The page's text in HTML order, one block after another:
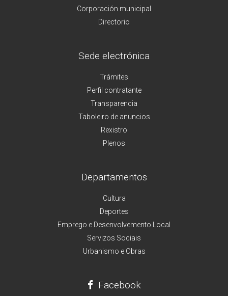
Corporación municipal
Directorio
Sede electrónica
Trámites
Perfil contratante
Transparencia
Taboleiro de anuncios
Rexistro
Plenos
Departamentos
Cultura
Deportes
Emprego e Desenvolvemento Local
Servizos Sociais
Urbanismo e Obras
Facebook